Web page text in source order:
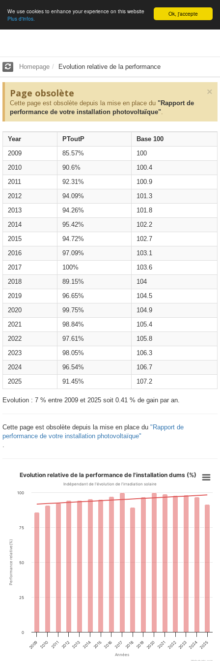
English Ok, j'accepte
We use cookies to enhance your experience on this website
Plus d'infos.
Homepage Evolution relative de la performance
×
Page obsolète
Cette page est obsolète depuis la mise en place du "Rapport de
performance de votre installation photovoltaïque".
Year PToutP
Base 100
2009
85.57%
100
2010
90.6%
100.4
2011
92.31%
100.9
2012
94.09%
101.3
2013
94.26%
101.8
2014
95.42%
102.2
2015
94.72%
102.7
2016
97.09%
103.1
2017
100%
103.6
2018
89.15%
104
2019
96.65%
104.5
2020
99.75%
104.9
2021
98.84%
105.4
2022
97.61%
105.8
2023
98.05%
106.3
2024
96.54%
106.7
2025
91.45% 107.2
Evolution : 7 % entre 2009 et 2025 soit 0.41 % de gain par an.
Cette page est obsolète depuis la mise en place du "Rapport de
performance de votre installation photovoltaïque"
Années
Performance relative(%)
Evolution relative de la performance de l'installation dums (%)
Indépendant de l'évolution de l'irradiation solaire
2009 2010 2011 2012 2013 2014 2015 2016 2017 2018 2019 2020 2021 2022 2023 2024 2025
0
25
50
75
100